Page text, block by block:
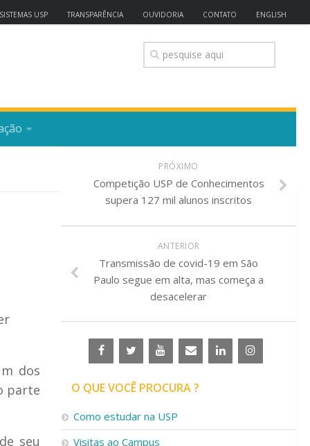
SISTEMAS USP TRANSPARÊNCIA OUVIDORIA CONTATO ENGLISH
dos
parte
seu
PRÓXIMO
Competição USP de Conhecimentos
supera 127 mil alunos inscritos
ANTERIOR
Transmissão de covid-19 em São
Paulo segue em alta, mas começa a
desacelerar
O QUE VOCÊ PROCURA ?
Como estudar na USP
Visitas ao Campus